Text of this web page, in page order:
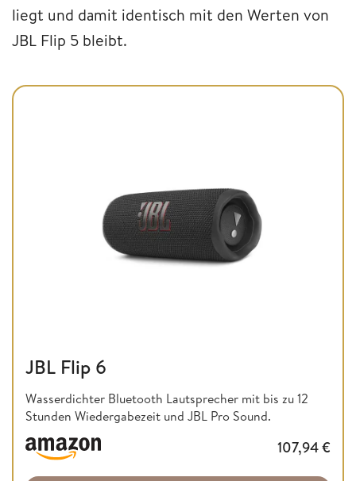
liegt und damit identisch mit den Werten von
JBL Flip 5 bleibt.
JBL Flip 6
Wasserdichter Bluetooth Lautsprecher mit bis zu 12
Stunden Wiedergabezeit und JBL Pro Sound.
107,94€